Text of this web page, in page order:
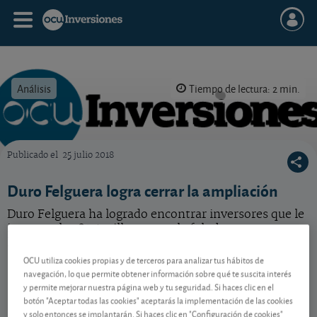
Análisis Tiempo de lectura: 2 min.
Publicado el 25 julio 2018
Duro Felguera logra cerrar la ampliación
Duro Felguera ha logrado encontrar inversores que le
inyecten los 81,5 millones que le faltaban para cerrar
Contenido reservado a SOCIOS
OCU utiliza cookies propias y de terceros para analizar tus hábitos de
navegación, lo que permite obtener información sobre qué te suscita interés
y permite mejorar nuestra página web y tu seguridad. Si haces clic en el
botón "Aceptar todas las cookies" aceptarás la implementación de las cookies
y solo entonces se implantarán. Si haces clic en "Configuración de cookies"